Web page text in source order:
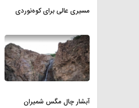
مسیری عالی برای کوه‌نوردی
آبشار چال مگس شمیران